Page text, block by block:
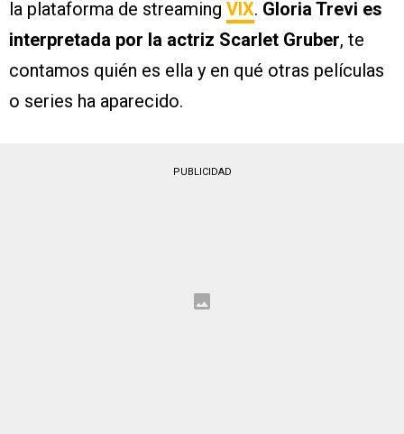
la plataforma de streaming VIX. Gloria Trevi es
interpretada por la actriz Scarlet Gruber, te
contamos quién es ella y en qué otras películas
o series ha aparecido.
PUBLICIDAD